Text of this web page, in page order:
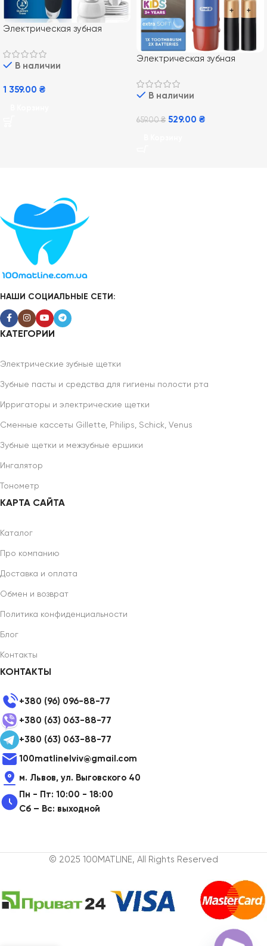
Электрическая зубная
100 Cross Action Black
В наличии
1 359.00 ₴
Электрическая зубная
Тачки (Cars)
В наличии
659.00₴ 529.00 ₴
НАШИ СОЦИАЛЬНЫЕ СЕТИ:
КАТЕГОРИИ
Электрические зубные щетки
Зубные пасты и средства для гигиены полости рта
Ирригаторы и электрические щетки
Сменные кассеты Gillette, Philips, Schick, Venus
Зубные щетки и межзубные ершики
Ингалятор
Тонометр
КАРТА САЙТА
Каталог
Про компанию
Доставка и оплата
Обмен и возврат
Политика конфиденциальности
Блог
Контакты
КОНТАКТЫ
+380 (96) 096-88-77
+380 (63) 063-88-77
+380 (63) 063-88-77
100matlinelviv@gmail.com
м. Львов, ул. Выговского 40
Пн - Пт: 10:00 - 18:00
Сб – Вс: выходной
© 2025 100MATLINE, All Rights Reserved